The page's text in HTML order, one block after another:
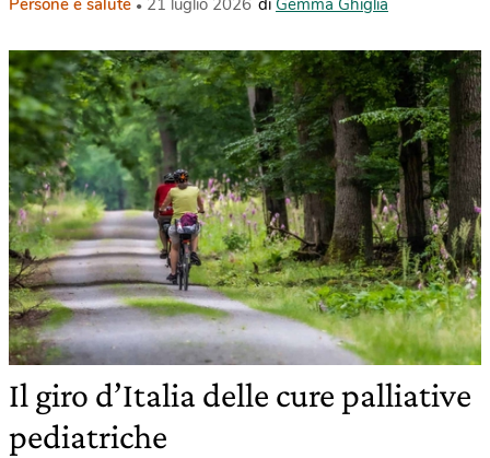
Persone e salute 21 luglio 2026 di Gemma Ghiglia
Il giro d’Italia delle cure palliative
pediatriche